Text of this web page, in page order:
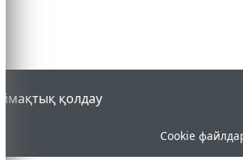
Аймақтық қолдау
Cookie